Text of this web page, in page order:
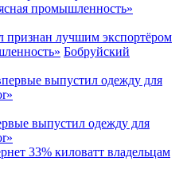
признан лучшим экспортёром
Бобруйский
выпустил одежду для